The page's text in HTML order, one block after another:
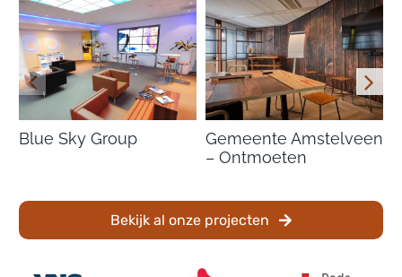
Bekijk al onze projecten
Blue Sky Group
Gemeente Amstelveen
– Ontmoeten